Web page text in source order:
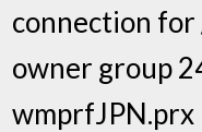
connection
owner group
wmprfJPN.prx